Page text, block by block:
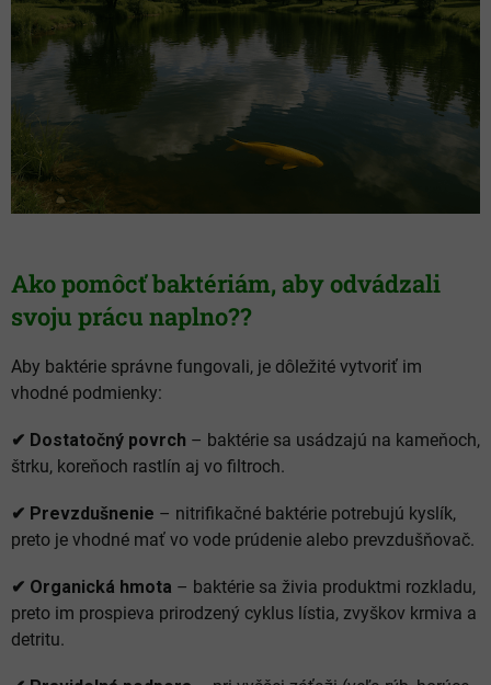
Ako pomôcť baktériám, aby odvádzali
svoju prácu naplno??
Aby baktérie správne fungovali, je dôležité vytvoriť im
vhodné podmienky:
✔ Dostatočný povrch – baktérie sa usádzajú na kameňoch,
štrku, koreňoch rastlín aj vo filtroch.
✔ Prevzdušnenie – nitrifikačné baktérie potrebujú kyslík,
preto je vhodné mať vo vode prúdenie alebo prevzdušňovač.
✔ Organická hmota – baktérie sa živia produktmi rozkladu,
preto im prospieva prirodzený cyklus lístia, zvyškov krmiva a
detritu.